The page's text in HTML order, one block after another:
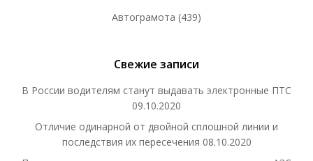
Автограмота (439)
Свежие записи
В России водителям станут выдавать электронные ПТС
09.10.2020
Отличие одинарной от двойной сплошной линии и
последствия их пересечения 08.10.2020